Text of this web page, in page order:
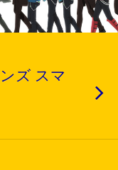
ズ スマ